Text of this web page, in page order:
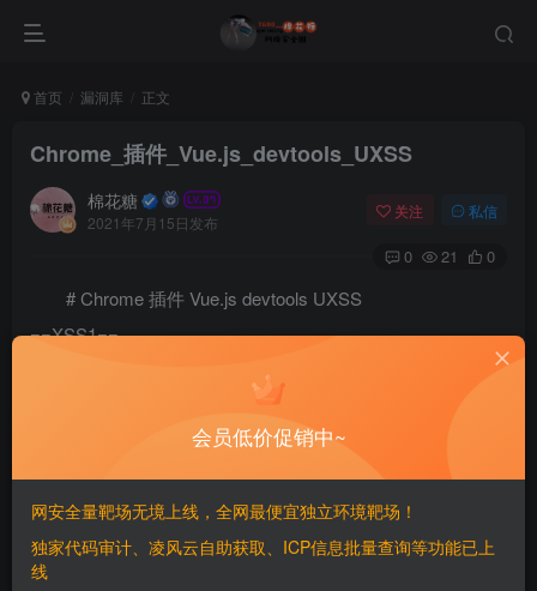
首页 漏洞库 正文
Chrome_插件_Vue.js_devtools_UXSS
棉花糖
2021年7月15日发布
关注 私信
0 21 0
# Chrome 插件 Vue.js devtools UXSS
==XSS1==
©版权声明
会员低价促销中~
网安全量靶场无境上线，全网最便宜独立环境靶场！
独家代码审计、凌风云自助获取、ICP信息批量查询等功能已上
线